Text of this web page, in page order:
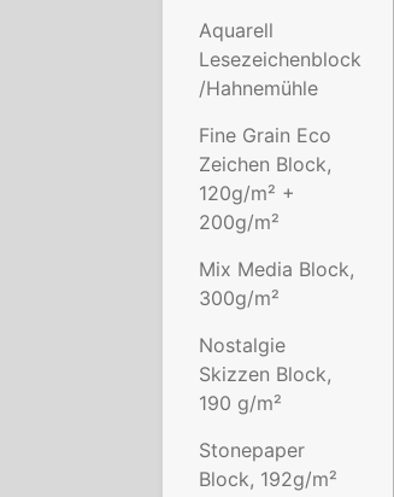
Aquarell
Lesezeichenblock
/Hahnemühle
Fine Grain Eco
Zeichen Block,
120g/m² +
200g/m²
Mix Media Block,
300g/m²
Nostalgie
Skizzen Block,
190 g/m²
Stonepaper
Block, 192g/m²